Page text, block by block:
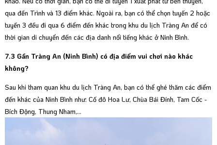
qua đền Trình và 13 điểm khác. Ngoài ra, bạn có thể chọn tuyến 2 hoặc
tuyến 3 đều đi qua 6 điểm đến khác trong khu du lịch Tràng An để có
thời gian di chuyển đến các địa danh nổi tiếng khác ở Ninh Bình.
7.3 Gần Tràng An (Ninh Bình) có địa điểm vui chơi nào khác
không?
Sau khi tham quan khu du lịch Tràng An, bạn có thể ghé thăm các điểm
đến khác của Ninh Bình như: Cố đô Hoa Lư, Chùa Bái Đính, Tam Cốc -
Bích Động, Thung Nham,...